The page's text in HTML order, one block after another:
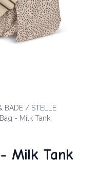
BADE / STELLE
- Milk Tank
Milk Tank